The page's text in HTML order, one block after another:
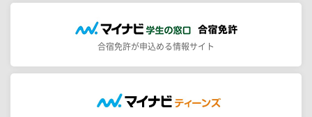
合宿免許が申込める情報サイト